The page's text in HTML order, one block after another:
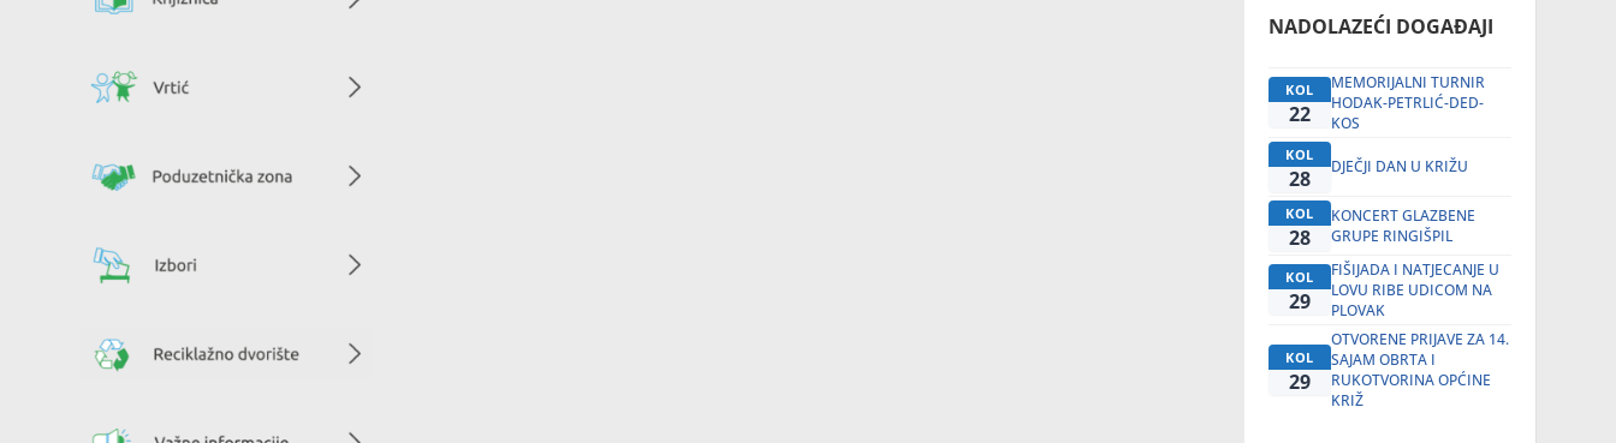
NADOLAZEĆI DOGAĐAJI
KOL
22
MEMORIJALNI TURNIR
HODAK-PETRLIĆ-DED-
KOS
KOL
28 DJEČJI DAN U KRIŽU
KOL
28
KONCERT GLAZBENE
GRUPE RINGIŠPIL
KOL
29
FIŠIJADA I NATJECANJE U
LOVU RIBE UDICOM NA
PLOVAK
KOL
29
OTVORENE PRIJAVE ZA 14.
SAJAM OBRTA I
RUKOTVORINA OPĆINE
KRIŽ